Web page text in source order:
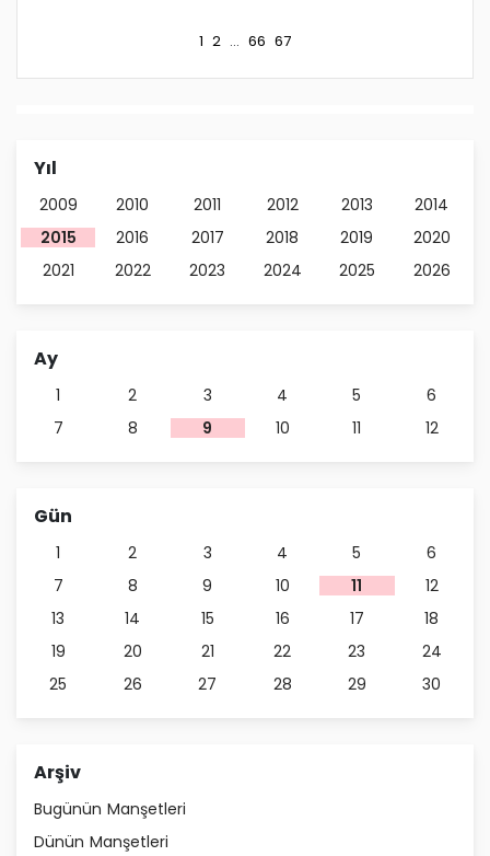
1 2 ... 66 67
Yıl
2009 2010 2011 2012 2013
2014
2015
2016 2017 2018 2019
2020
2021
2022 2023 2024 2025 2026
Ay
1 2 3 4 5
6
7
8 9 10 11 12
Gün
1 2 3 4 5
6
7
8 9 10 11
12
13
14 15 16 17
18
19
20 21 22 23
24
25
26 27 28 29 30
Arşiv
Bugünün Manşetleri
Dünün Manşetleri